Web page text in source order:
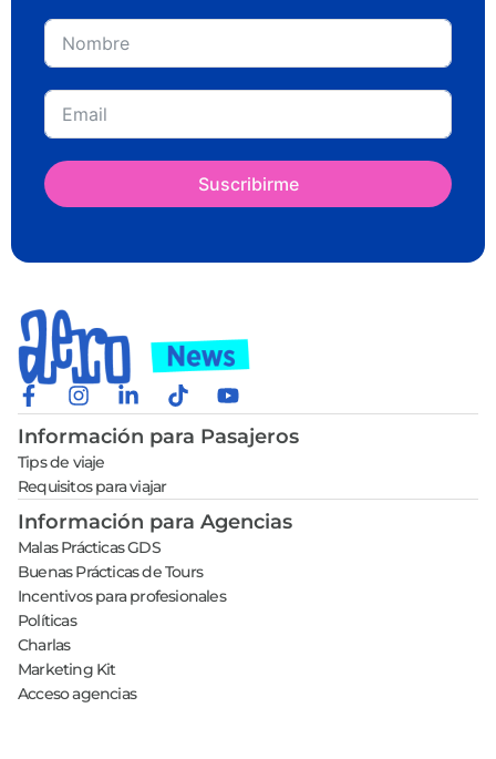
Suscribirme
Información para Pasajeros
Tips de viaje
Requisitos para viajar
Información para Agencias
Malas Prácticas GDS
Buenas Prácticas de Tours
Incentivos para profesionales
Políticas
Charlas
Marketing Kit
Acceso agencias